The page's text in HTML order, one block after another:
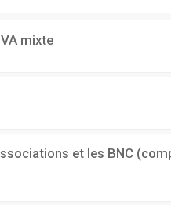
mixte
et les BNC